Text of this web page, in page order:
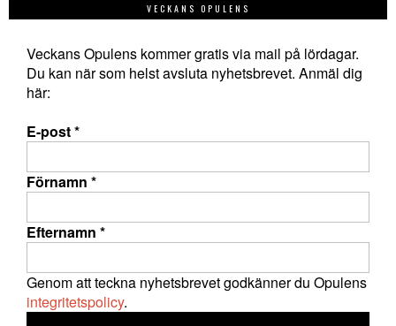
VECKANS OPULENS
Veckans Opulens kommer gratis via mail på lördagar.
Du kan när som helst avsluta nyhetsbrevet. Anmäl dig
här:
E-post*
Förnamn *
Efternamn *
Genom att teckna nyhetsbrevet godkänner du Opulens
integritetspolicy.